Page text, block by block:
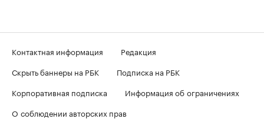
Контактная информация
Редакция
Скрыть баннеры на РБК
Подписка на РБК
Корпоративная подписка
Информация об ограничениях
О соблюдении авторских прав